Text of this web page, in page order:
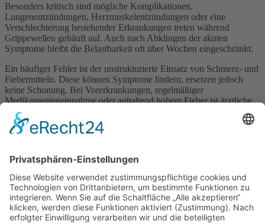
Besonders kritisch sind mögliche Komplikationen.
Lungenentzündungen, Herzmuskelentzündungen oder eine
Verschlechterung bestehender Erkrankungen treten während
Grippewellen gehäuft auf. Auch nach Abklingen der akuten
Symptome bleibt die Belastbarkeit oft über Wochen eingeschränkt.
Ein häufiger Fehler ist der unstrukturierte Einsatz von Schmerz- und
Fiebermitteln. Diese können Symptome lindern, ersetzen jedoch
keine Schonung. Bei Vorerkrankungen, regelmäßiger
Medikamenteneinnahme oder anhaltend hohem Fieber ist ärztliche
Abklärung notwendig.
In der Apotheke zeigt sich aktuell ein enormer Beratungsbedarf:
Risiken zu senken und den Heilungsverlauf sinnvoll zu unterstützen.
Influenza ist gerade in Grippewellen ein ernstes Gesundheitsrisiko –
für Einzelne und für das Gesundheitssystem insgesamt.
Impressum